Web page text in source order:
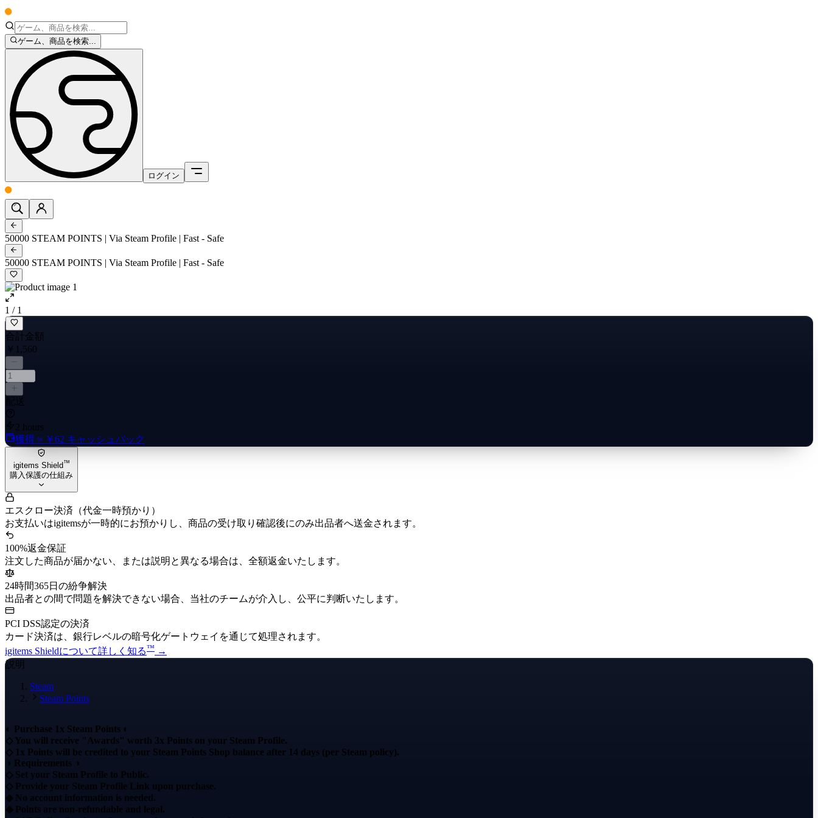
ゲーム、商品を検索...
ログイン
50000 STEAM POINTS | Via Steam Profile | Fast - Safe
50000 STEAM POINTS | Via Steam Profile | Fast - Safe
1 / 1
合計金額
￥1,560
配送
2 hours
獲得 ≈ ￥62 キャッシュバック
igitems Shield™
購入保護の仕組み
エスクロー決済（代金一時預かり）
お支払いはigitemsが一時的にお預かりし、商品の受け取り確認後にのみ出品者へ送金されます。
100%返金保証
注文した商品が届かない、または説明と異なる場合は、全額返金いたします。
24時間365日の紛争解決
出品者との間で問題を解決できない場合、当社のチームが介入し、公平に判断いたします。
PCI DSS認定の決済
カード決済は、銀行レベルの暗号化ゲートウェイを通じて処理されます。
igitems Shieldについて詳しく知る™ →
説明
Steam
Steam Points
◐ Purchase 1x Steam Points ◐
◇ You will receive "Awards" worth 3x Points on your Steam Profile.
◇ 1x Points will be credited to your Steam Points Shop balance after 14 days (per Steam policy).
◑ Requirements ◑
◇ Set your Steam Profile to Public.
◇ Provide your Steam Profile Link upon purchase.
◈ No account information is needed.
◈ Points are non-refundable and legal.